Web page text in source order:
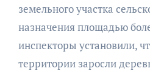
земельного участка
назначения площадью
инспекторы установили,
территории заросли